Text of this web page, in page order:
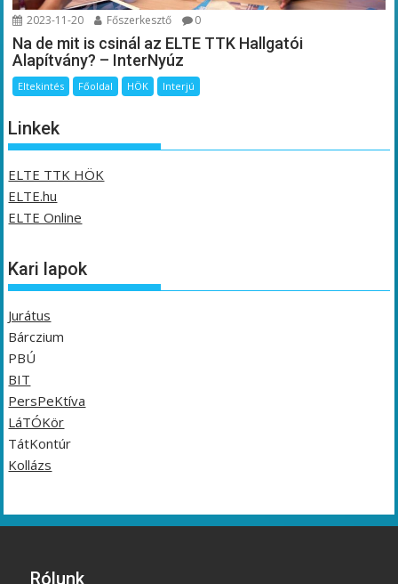
2023-11-20 Főszerkesztő 0
Na de mit is csinál az ELTE TTK Hallgatói
Alapítvány? – InterNyúz
Eltekintés Főoldal HÖK Interjú
Linkek
ELTE TTK HÖK
ELTE.hu
ELTE Online
Kari lapok
Jurátus
Bárczium
PBÚ
BIT
PersPeKtíva
LáTÓKör
TátKontúr
Kollázs
Rólunk